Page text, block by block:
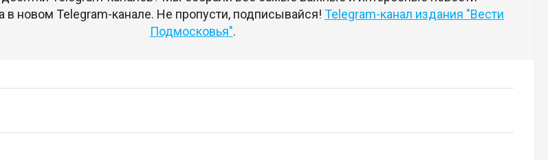
в новом Telegram-канале. Не пропусти, подписывайся! Telegram-канал издания "Вести
Подмосковья".